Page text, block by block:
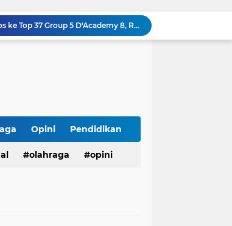
Satresnarkoba Polres Labusel Gerebek Rumah di Kota Pinang, Andre Ditangkap dengan Sabu 1,45 Gram
Lapas Narkotika Rumbai Gelar Razia Rutin Blok Hunian Guna Meningkatkan Keamanan dan Ketertiban
LHP Desa Megu Cilik Jangan Dijadikan Formalitas !!! CIB Desak Inspektorat Bongkar Seluruh Fakta dan Hentikan Dugaan Permainan Oknum
Opini Pendidikan
olahraga opini